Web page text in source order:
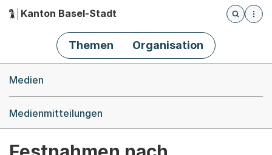
Hauptnavigation
Kanton Basel-Stadt
Öffnet
Themen Organisation
Medien
Medienmitteilungen